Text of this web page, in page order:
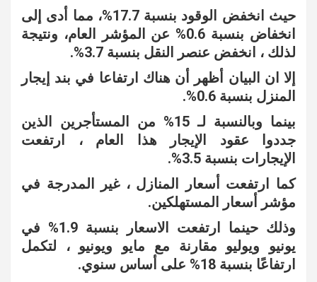
حيث انخفض الوقود بنسبة 17.7%، مما أدى إلى
انخفاض بنسبة 0.6% عن المؤشر العام، ونتيجة
لذلك ، انخفض عنصر النقل بنسبة 3.7%.
إلا ان البيان أظهر أن هناك ارتفاعا في بند إيجار
المنزل بنسبة 0.6%.
بينما وبالنسبة لـ 15% من المستأجرين الذين
جددوا عقود الإيجار هذا العام ، ارتفعت
الإيجارات بنسبة 3.5%.
كما ارتفعت أسعار المنازل ، غير المدرجة في
مؤشر أسعار المستهلكين.
وذلك حينما ارتفعت الاسعار بنسبة 1.9% في
يونيو ويوليو مقارنة مع مايو ويونيو ، لتكمل
ارتفاعًا بنسبة 18% على أساس سنوي.